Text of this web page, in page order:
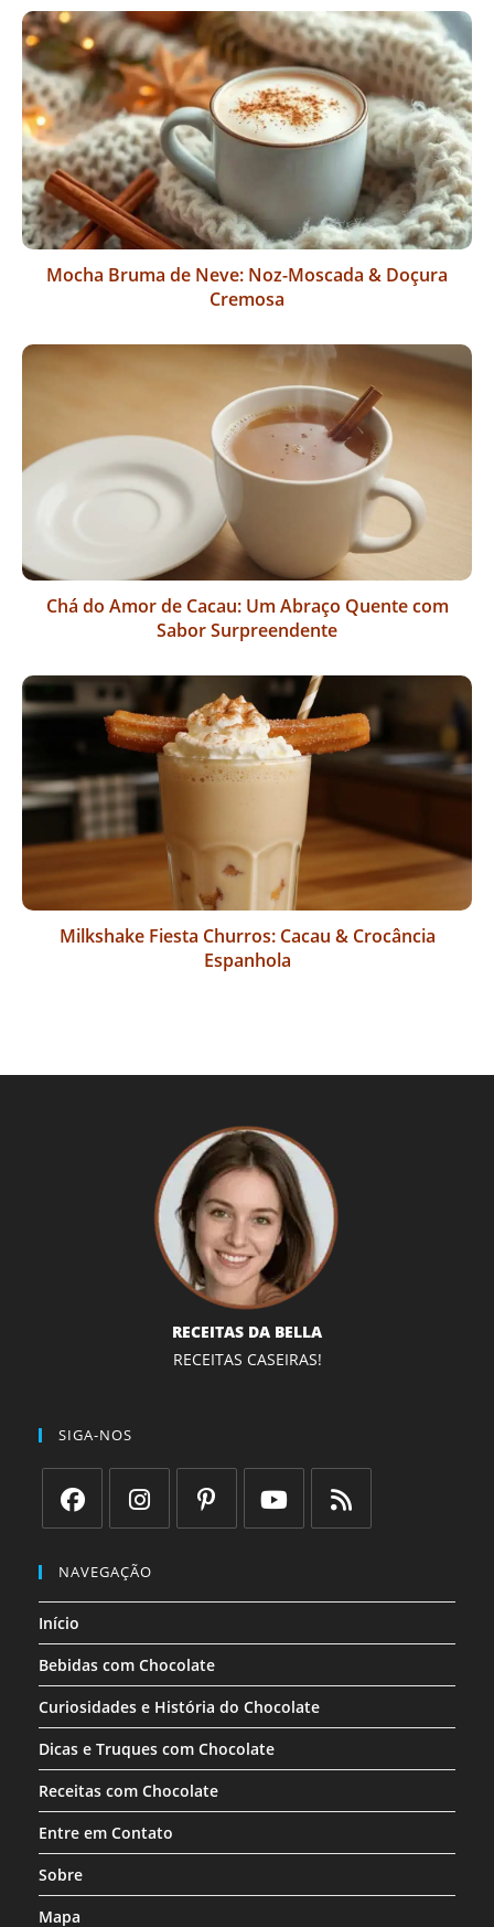
Mocha Bruma de Neve: Noz-Moscada & Doçura
Cremosa
Chá do Amor de Cacau: Um Abraço Quente com
Sabor Surpreendente
Milkshake Fiesta Churros: Cacau & Crocância
Espanhola
RECEITAS DA BELLA
RECEITAS CASEIRAS!
SIGA-NOS
em
uma
nova
aba
em
uma
aba
uma
aba
uma
aba
uma
aba
NAVEGAÇÃO
Início
Bebidas com Chocolate
Curiosidades e História do Chocolate
Dicas e Truques com Chocolate
Receitas com Chocolate
Entre em Contato
Sobre
Mapa